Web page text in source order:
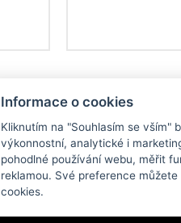
KATEGORIE
Informace o cookies
Kliknutím na "Souhlasím se vším"
výkonnostní, analytické i
pohodlné používání webu, měřit
reklamou. Své preference
cookies.